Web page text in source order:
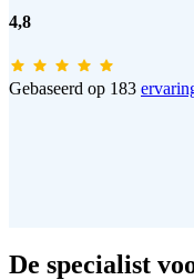
4,8
Gebaseerd op 183
De specialist